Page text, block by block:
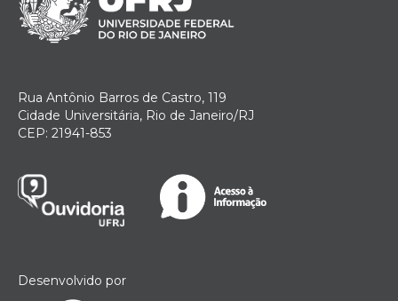
Rua Antônio Barros de Castro, 119
Cidade Universitária, Rio de Janeiro/RJ
CEP: 21941-853
Desenvolvido por